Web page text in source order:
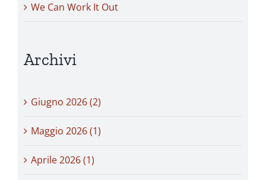
We Can Work It Out
Archivi
Giugno 2026 (2)
Maggio 2026 (1)
Aprile 2026 (1)